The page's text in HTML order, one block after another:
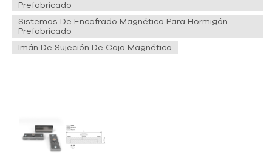
Prefabricado
Sistemas De Encofrado Magnético Para Hormigón
Prefabricado
Imán De Sujeción De Caja Magnética